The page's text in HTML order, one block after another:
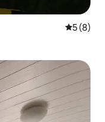
5 de
5 (8)